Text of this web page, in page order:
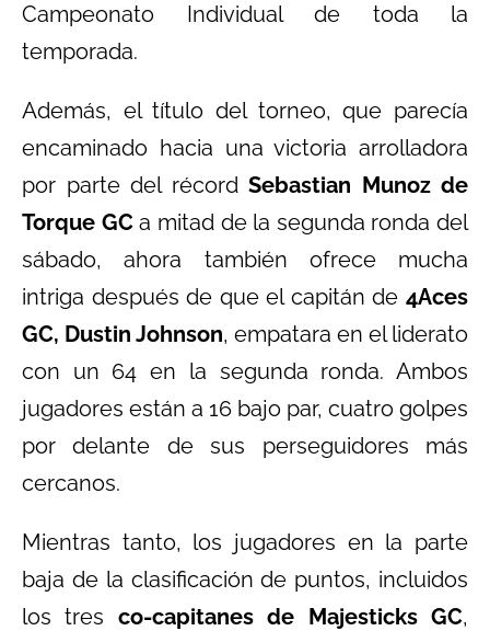
Campeonato Individual de toda la
temporada.
Además, el título del torneo, que parecía
encaminado hacia una victoria arrolladora
por parte del récord Sebastian Munoz de
Torque GCa mitad de la segunda ronda del
sábado, ahora también ofrece mucha
intriga después de que el capitán de 4Aces
GC, Dustin Johnson, empatara en el liderato
con un 64 en la segunda ronda. Ambos
jugadores están a 16 bajo par, cuatro golpes
por delante de sus perseguidores más
cercanos.
Mientras tanto, los jugadores en la parte
baja de la clasificación de puntos, incluidos
los tres co-capitanes de Majesticks GC,